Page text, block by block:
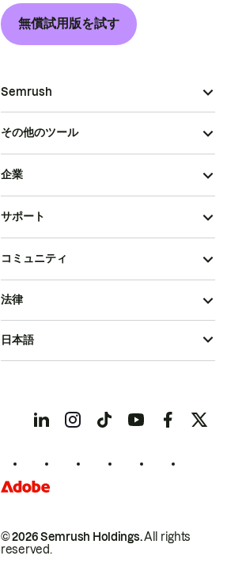
無償試用版を試す
Semrush
その他のツール
企業
サポート
コミュニティ
© 2026 Semrush Holdings.All rights
reserved.
法律
日本語